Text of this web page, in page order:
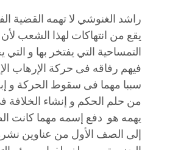
راشد الغنوشي لا تهمه القضية
يقع من انتهاكات لهذا الشعب لأن
التمساحية التي يفتخر بها و
فيهم رفاقه فى حركة الإرهاب
سببا مهما فى سقوط الحركة و
من حلم الحكم و إنشاء
يهمه هو دفع إسمه مهما كانت
إلى الصف الأول من عناوين نشرة